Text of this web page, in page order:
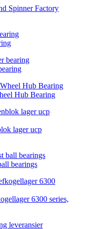
Spinner Factory
Hub Bearing
lager ucp
bearings
6300 series,